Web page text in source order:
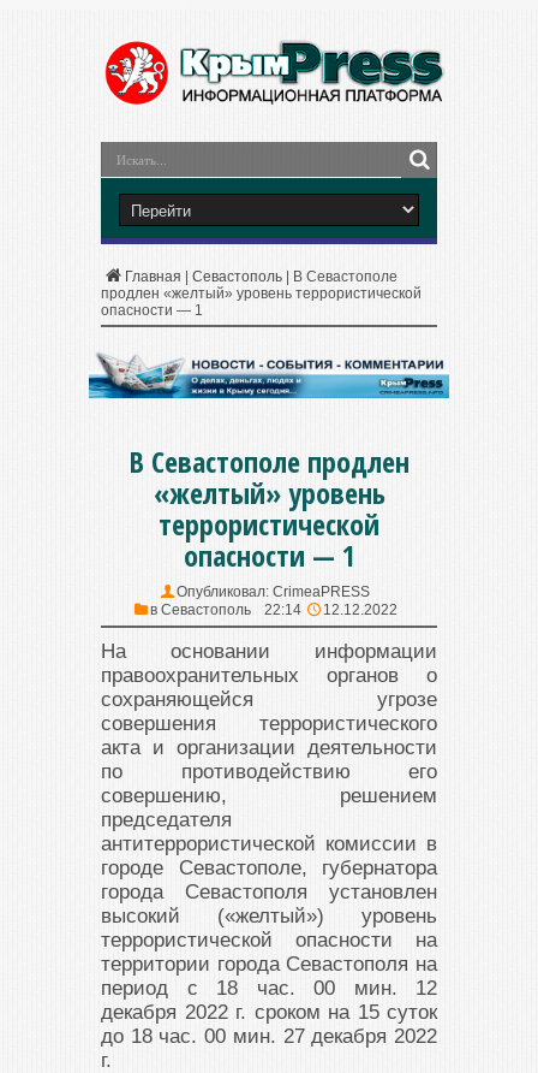
Главная Севастополь
В Севастополе
продлен «желтый» уровень террористической
опасности — 1
В Севастополе продлен
«желтый» уровень
террористической
опасности — 1
Опубликовал: CrimeaPRESS
в Севастополь 22:14 12.12.2022
На основании информации
правоохранительных органов о
сохраняющейся угрозе
совершения террористического
акта и организации деятельности
по противодействию его
совершению, решением
председателя
антитеррористической комиссии в
городе Севастополе, губернатора
города Севастополя установлен
высокий («желтый») уровень
террористической опасности на
территории города Севастополя на
период с 18 час. 00 мин. 12
декабря 2022 г. сроком на 15 суток
до 18 час. 00 мин. 27 декабря 2022
г.